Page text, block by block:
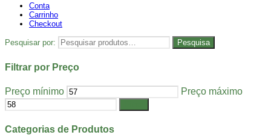
Conta
Carrinho
Checkout
Pesquisar por: Pesquisa
Filtrar por Preço
Preço mínimo Preço máximo
Categorias de Produtos